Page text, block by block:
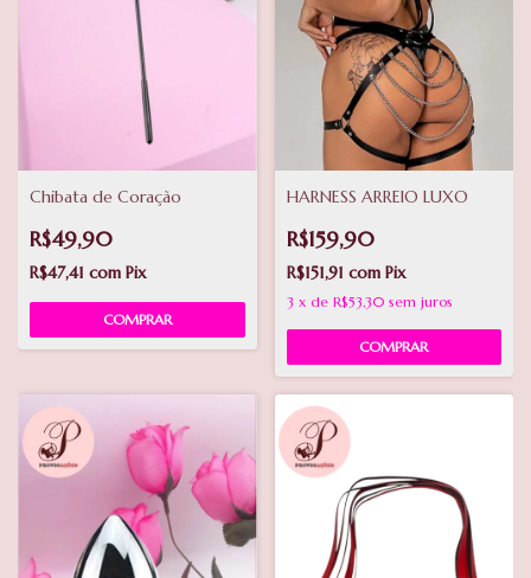
Chibata de Coração
R$49,90
R$47,41 com Pix
HARNESS ARREIO LUXO
R$159,90
R$151,91 com Pix
3 x de R$53,30 sem juros